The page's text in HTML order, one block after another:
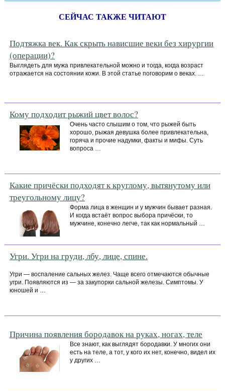
СЕЙЧАС ТАКЖЕ ЧИТАЮТ
Подтяжка век. Как скрыть нависшие веки без хирургии
(операции)?
Выглядеть для мужа привлекательной можно и тогда, когда возраст
отражается на состоянии кожи. В этой статье поговорим о веках. …
Кому подходит рыжий цвет волос?
Очень часто слышим о том, что рыжей быть
хорошо, рыжая девушка более привлекательна,
горяча и прочие надумки, факты и мифы. Суть
вопроса …
Какие причёски подходят к круглому, вытянутому или
треугольному лицу?
Форма лица в женщин и у мужчин бывает разная.
И когда встаёт вопрос выбора причёски, то
мужчине, конечно легче, так как нормальный …
Угри. Угри на груди, лбу, лице, спине.
Угри — воспаление сальных желез. Чаще всего отмечаются обычные
угри. Появляются из — за закупорки сальной железы. Симптомы. У
юношей и …
Причина появления бородавок на руках, ногах, теле
Все знают, как выглядят бородавки. У многих они
есть на теле, а тот, у кого их нет, конечно, видел их
у других …